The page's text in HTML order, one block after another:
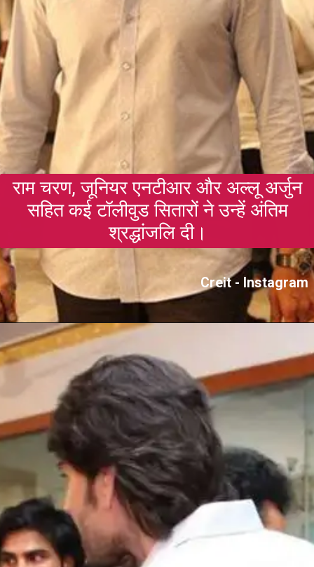
राम चरण, जूनियर एनटीआर और अल्लू अर्जुन
सहित कई टॉलीवुड सितारों ने उन्हें अंतिम
श्रद्धांजलि दी।
Creit - Instagram
Opening